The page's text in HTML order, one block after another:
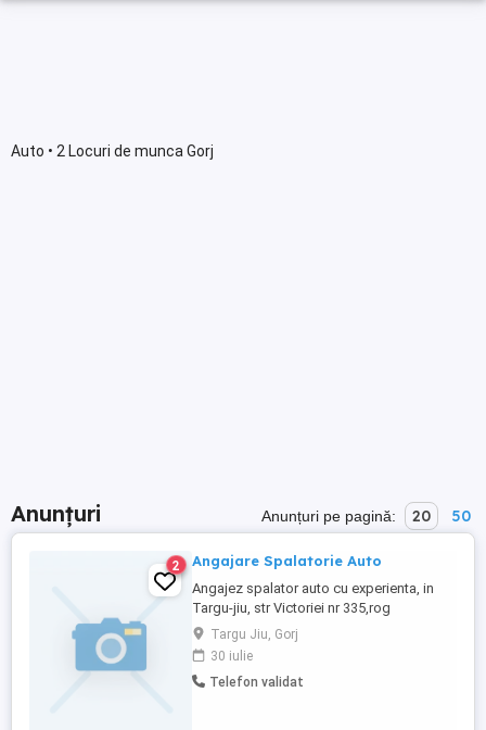
Auto • 2 Locuri de munca Gorj
Anunțuri Anunțuri pe pagină: 20 50
2 Angajare Spalatorie Auto
Angajez spalator auto cu experienta, in
Targu-jiu, str Victoriei nr 335,rog
seriozitate, relatii la nr de tel
Targu Jiu, Gorj
30 iulie
Telefon validat